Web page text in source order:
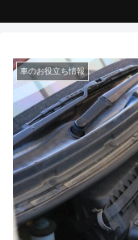
車のお役立ち情報